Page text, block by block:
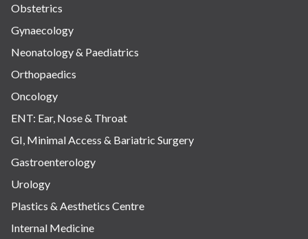
Obstetrics
Gynaecology
Neonatology & Paediatrics
Orthopaedics
Oncology
ENT: Ear, Nose & Throat
GI, Minimal Access & Bariatric Surgery
Gastroenterology
Urology
Plastics & Aesthetics Centre
Internal Medicine